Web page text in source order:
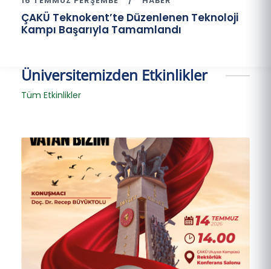
ÇAKÜ Teknokent’te Düzenlenen Teknoloji
Kampı Başarıyla Tamamlandı
Üniversitemizden Etkinlikler
Tüm Etkinlikler